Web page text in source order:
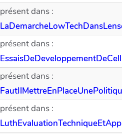
présent dans :
présent dans :
présent dans :
présent dans :